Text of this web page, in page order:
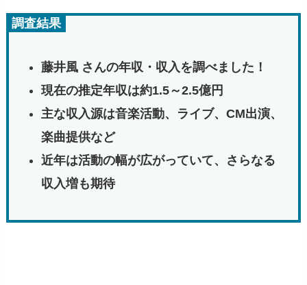
調査結果
藤井風 さんの年収・収入を調べました！
現在の推定年収は約1.5～2.5億円
主な収入源は音楽活動、ライブ、CM出演、
楽曲提供など
近年は活動の幅が広がっていて、さらなる
収入増も期待